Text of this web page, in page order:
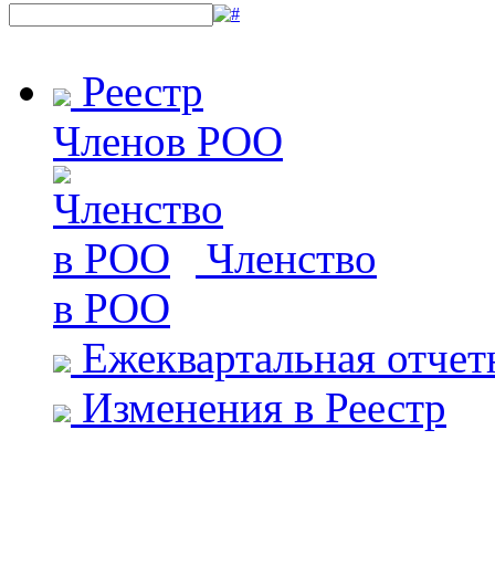
Реестр
Членов РОО
Членство
в РОО
Ежеквартальная
Изменения в Реестр